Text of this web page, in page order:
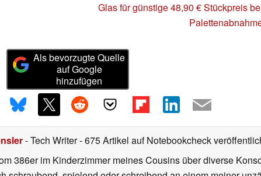
Glas für günstige 48,90 € Stückpreis
Als bevorzugte Quelle
auf Google
hinzufügen
- Tech Writer- 675 Artikel auf Notebookcheck
386er im Kinderzimmer meines Cousins über diverse